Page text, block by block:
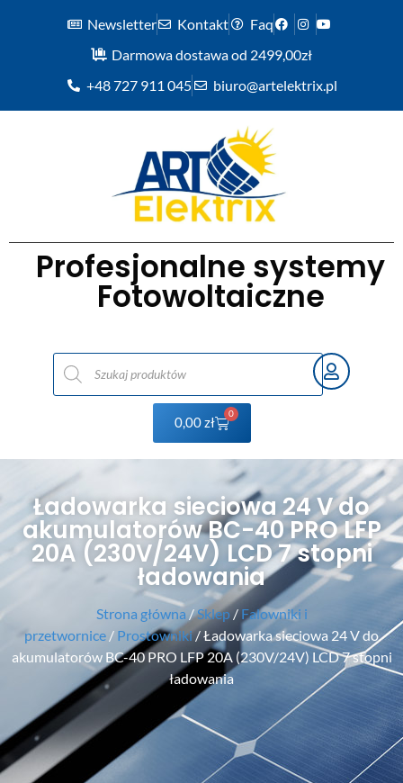
Newsletter Kontakt
Faq
Darmowa dostawa od 2499,00zł
+48 727 911 045
biuro@artelektrix.pl
Profesjonalne systemy
Fotowoltaiczne
0,00zł
0
Ładowarka sieciowa 24 V do
akumulatorów BC-40 PRO LFP
20A (230V/24V) LCD 7 stopni
ładowania
Strona główna/Sklep/ Falowniki i
przetwornice / Prostowniki/ Ładowarka sieciowa 24 V do
akumulatorów BC-40 PRO LFP 20A (230V/24V) LCD 7 stopni
ładowania